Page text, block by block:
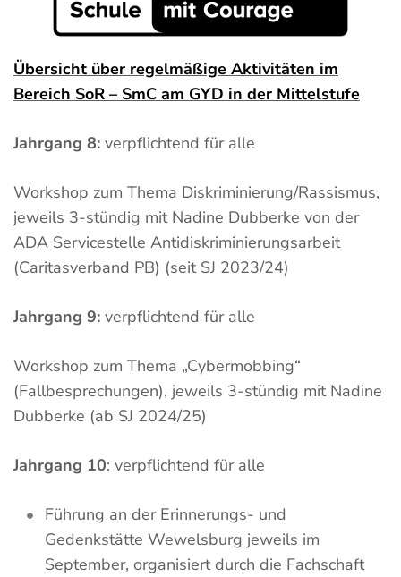
Übersicht über regelmäßige Aktivitäten im
Bereich SoR – SmC am GYD in der Mittelstufe
Jahrgang 8: verpflichtend für alle
Workshop zum Thema Diskriminierung/Rassismus,
jeweils 3-stündig mit Nadine Dubberke von der
ADA Servicestelle Antidiskriminierungsarbeit
(Caritasverband PB) (seit SJ 2023/24)
Jahrgang 9: verpflichtend für alle
Workshop zum Thema „Cybermobbing“
(Fallbesprechungen), jeweils 3-stündig mit Nadine
Dubberke (ab SJ 2024/25)
Jahrgang 10: verpflichtend für alle
Führung an der Erinnerungs- und
Gedenkstätte Wewelsburg jeweils im
September, organisiert durch die Fachschaft